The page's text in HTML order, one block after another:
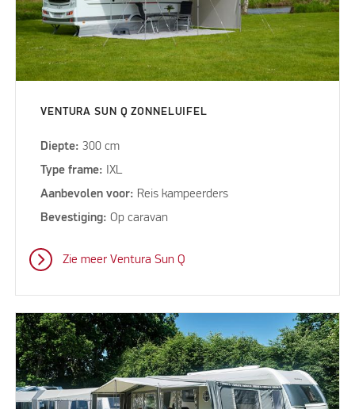
VENTURA SUN Q ZONNELUIFEL
Diepte:300 cm
Type frame: IXL
Aanbevolen voor: Reis kampeerders
Bevestiging:Op caravan
Zie meer Ventura Sun Q